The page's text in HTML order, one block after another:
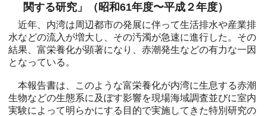
関する研究」（昭和61年度〜平成２年度）
近年、内湾は周辺都市の発展に伴って生活排水や産業排
水などの流入が増大し、その汚濁が急速に進行した。その
結果、富栄養化が顕著になり、赤潮発生などの有力な一因
となっている。
本報告書は、このような富栄養化が内湾に生息する赤潮
生物などの生態系に及ぼす影響を現場海域調査並びに室内
実験によって明らかにする目的で実施してきた特別研究の